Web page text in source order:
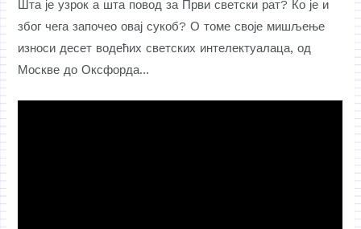
Шта је узрок а шта повод за Први светски рат? Ко је и
због чега започео овај сукоб? О томе своје мишљење
износи десет водећих светских интелектуалаца, од
Москве до Оксфорда…